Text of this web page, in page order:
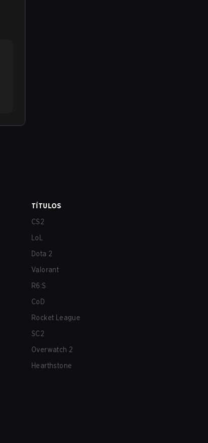
TÍTULOS
CS2
LoL
Dota 2
Valorant
R6:S
CoD
Rocket League
SC2
Overwatch 2
Hearthstone